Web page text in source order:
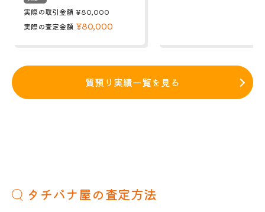
実際の取引金額 ¥80,000
実際の査定金額 ¥80,000
質預り実績一覧を見る
タチバナ屋の査定方法